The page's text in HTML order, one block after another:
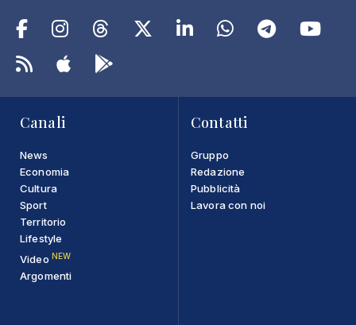
Canali
News
Economia
Cultura
Sport
Territorio
Lifestyle
Video NEW
Argomenti
Contatti
Gruppo
Redazione
Pubblicità
Lavora con noi